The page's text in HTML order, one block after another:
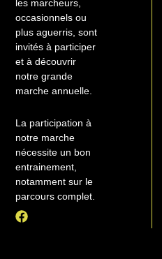
les marcheurs,
occasionnels ou
plus aguerris, sont
invités à participer
et à découvrir
notre grande
marche annuelle.
La participation à
notre marche
nécessite un bon
entrainement,
notamment sur le
parcours complet.
F
a